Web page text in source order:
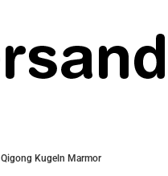
Qigong Kugeln Marmor